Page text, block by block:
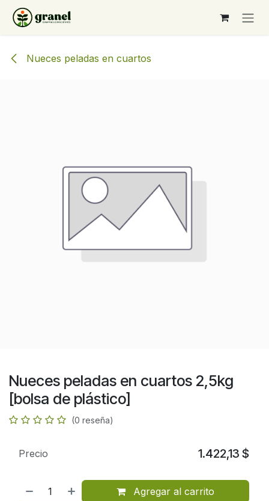
Ir al contenido
Nueces peladas en cuartos
Nueces peladas en cuartos 2,5kg
[bolsa de plástico]
(0 reseña)
Agregar al carrito
Precio 1.422,13 $